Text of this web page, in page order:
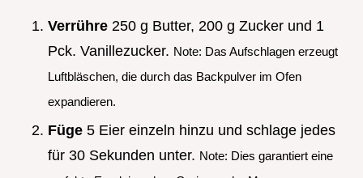
Verrühre 250 g Butter, 200 g Zucker und 1
Pck. Vanillezucker. Note: Das Aufschlagen erzeugt
Luftbläschen, die durch das Backpulver im Ofen
expandieren.
Füge 5 Eier einzeln hinzu und schlage jedes
für 30 Sekunden unter. Note: Dies garantiert eine